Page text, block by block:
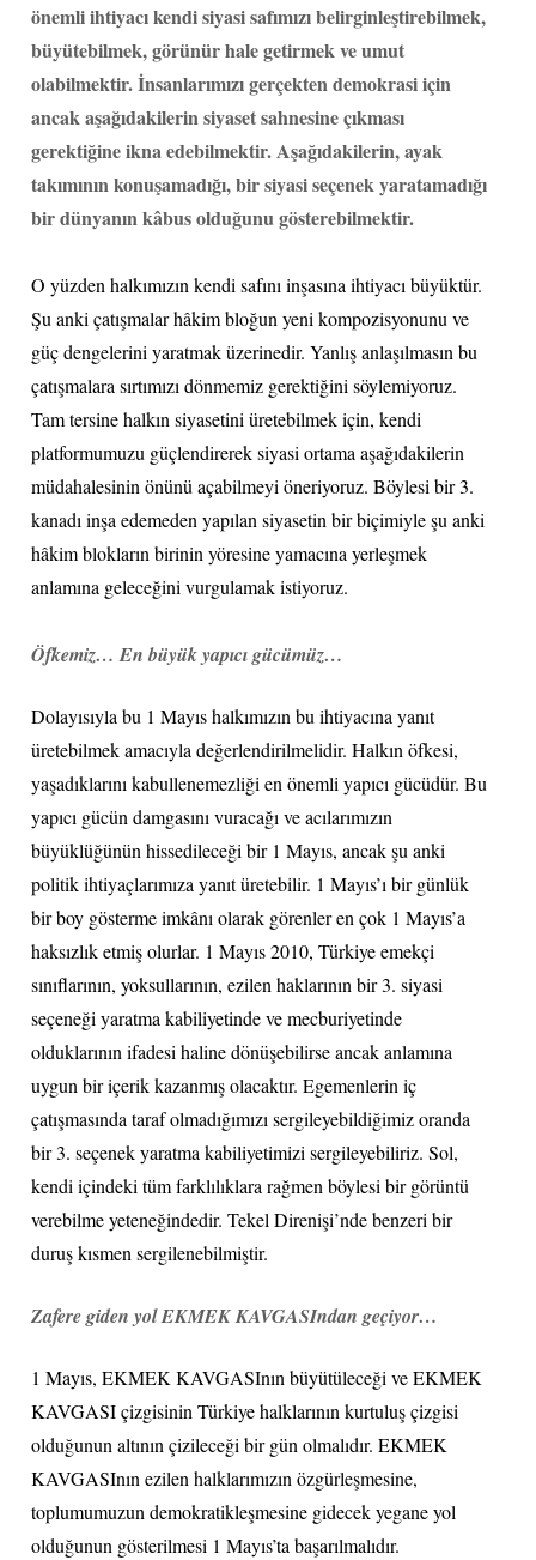
önemli ihtiyacı kendi siyasi safımızı belirginleştirebilmek,
büyütebilmek, görünür hale getirmek ve umut
olabilmektir. İnsanlarımızı gerçekten demokrasi için
ancak aşağıdakilerin siyaset sahnesine çıkması
gerektiğine ikna edebilmektir. Aşağıdakilerin, ayak
takımının konuşamadığı, bir siyasi seçenek yaratamadığı
bir dünyanın kâbus olduğunu gösterebilmektir.
O yüzden halkımızın kendi safını inşasına ihtiyacı büyüktür.
Şu anki çatışmalar hâkim bloğun yeni kompozisyonunu ve
güç dengelerini yaratmak üzerinedir. Yanlış anlaşılmasın bu
çatışmalara sırtımızı dönmemiz gerektiğini söylemiyoruz.
Tam tersine halkın siyasetini üretebilmek için, kendi
platformumuzu güçlendirerek siyasi ortama aşağıdakilerin
müdahalesinin önünü açabilmeyi öneriyoruz. Böylesi bir 3.
kanadı inşa edemeden yapılan siyasetin bir biçimiyle şu anki
hâkim blokların birinin yöresine yamacına yerleşmek
anlamına geleceğini vurgulamak istiyoruz.
Öfkemiz… En büyük yapıcı gücümüz…
Dolayısıyla bu 1 Mayıs halkımızın bu ihtiyacına yanıt
üretebilmek amacıyla değerlendirilmelidir. Halkın öfkesi,
yaşadıklarını kabullenemezliği en önemli yapıcı gücüdür. Bu
yapıcı gücün damgasını vuracağı ve acılarımızın
büyüklüğünün hissedileceği bir 1 Mayıs, ancak şu anki
politik ihtiyaçlarımıza yanıt üretebilir. 1 Mayıs’ı bir günlük
bir boy gösterme imkânı olarak görenler en çok 1 Mayıs’a
haksızlık etmiş olurlar. 1 Mayıs 2010, Türkiye emekçi
sınıflarının, yoksullarının, ezilen haklarının bir 3. siyasi
seçeneği yaratma kabiliyetinde ve mecburiyetinde
olduklarının ifadesi haline dönüşebilirse ancak anlamına
uygun bir içerik kazanmış olacaktır. Egemenlerin iç
çatışmasında taraf olmadığımızı sergileyebildiğimiz oranda
bir 3. seçenek yaratma kabiliyetimizi sergileyebiliriz. Sol,
kendi içindeki tüm farklılıklara rağmen böylesi bir görüntü
verebilme yeteneğindedir. Tekel Direnişi’nde benzeri bir
duruş kısmen sergilenebilmiştir.
Zafere giden yol EKMEK KAVGASIndan geçiyor…
1 Mayıs, EKMEK KAVGASInın büyütüleceği ve EKMEK
KAVGASI çizgisinin Türkiye halklarının kurtuluş çizgisi
olduğunun altının çizileceği bir gün olmalıdır. EKMEK
KAVGASInın ezilen halklarımızın özgürleşmesine,
toplumumuzun demokratikleşmesine gidecek yegane yol
olduğunun gösterilmesi 1 Mayıs’ta başarılmalıdır.